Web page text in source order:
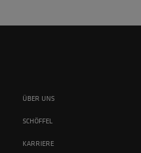
ÜBER UNS
SCHÖFFEL
KARRIERE